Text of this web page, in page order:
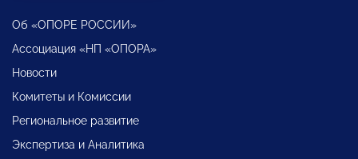
Об «ОПОРЕ РОССИИ»
Ассоциация «НП «ОПОРА»
Новости
Комитеты и Комиссии
Региональное развитие
Экспертиза и Аналитика